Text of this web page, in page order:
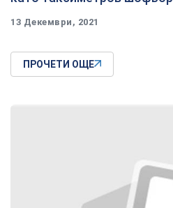
13 Декември, 2021
ПРОЧЕТИ ОЩЕ